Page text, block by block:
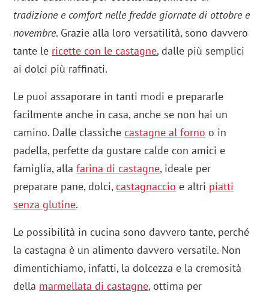
tradizione e comfort nelle fredde giornate di ottobre e
novembre. Grazie alla loro versatilità, sono davvero
tante le ricette con le castagne, dalle più semplici
ai dolci più raffinati.
Le puoi assaporare in tanti modi e prepararle
facilmente anche in casa, anche se non hai un
camino. Dalle classichecastagne al forno o in
padella, perfette da gustare calde con amici e
famiglia, allafarina di castagne, ideale per
preparare pane, dolci,castagnaccio e altri piatti
senza glutine.
Le possibilità in cucina sono davvero tante, perché
la castagna è un alimento davvero versatile. Non
dimentichiamo, infatti, la dolcezza e la cremosità
della marmellata di castagne, ottima per